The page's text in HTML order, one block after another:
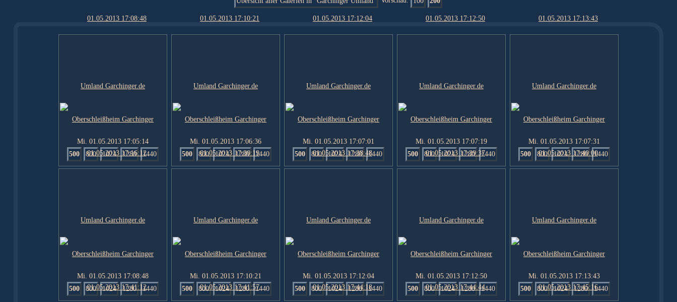
Mi. 01.05.2013 17:05:14
500
800 1024 1280 1440
Mi. 01.05.2013 17:06:36
500
800 1024 1280 1440
Mi. 01.05.2013 17:07:01
500
800 1024 1280 1440
Mi. 01.05.2013 17:07:19
500
800 1024 1280 1440
Mi. 01.05.2013 17:07:31
500
800 1024 1280 1440
Mi. 01.05.2013 17:08:48
500
800 1024 1280 1440
Mi. 01.05.2013 17:10:21
500
800 1024 1280 1440
Mi. 01.05.2013 17:12:04
500
800 1024 1280 1440
Mi. 01.05.2013 17:12:50
500
800 1024 1280 1440
Mi. 01.05.2013 17:13:43
500
800 1024 1280 1440